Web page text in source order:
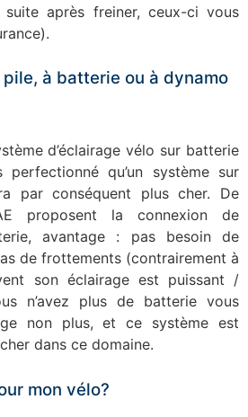
après freiner, ceux-ci vous
à batterie ou à dynamo
d’éclairage vélo sur batterie
qu’un système sur
par conséquent plus cher. De
proposent la connexion de
avantage : pas besoin de
de frottements (contrairement à
son éclairage est puissant /
n’avez plus de batterie vous
non plus, et ce système est
dans ce domaine.
mon vélo?